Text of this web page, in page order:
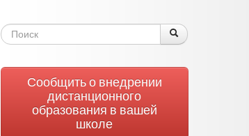
Форма
Поиск
Сообщить о внедрении
дистанционного
образования в вашей
школе